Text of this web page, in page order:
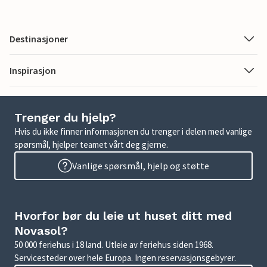
Destinasjoner
Inspirasjon
Trenger du hjelp?
Hvis du ikke finner informasjonen du trenger i delen med vanlige
spørsmål, hjelper teamet vårt deg gjerne.
Vanlige spørsmål, hjelp og støtte
Hvorfor bør du leie ut huset ditt med
Novasol?
50 000 feriehus i 18 land. Utleie av feriehus siden 1968.
Servicesteder over hele Europa. Ingen reservasjonsgebyrer.